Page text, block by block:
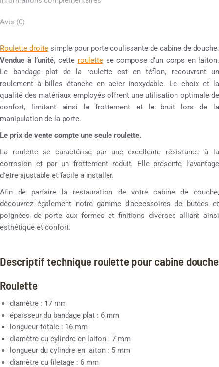
Avis (0)
Roulette droite simple pour porte coulissante de cabine de douche.
Vendue à l’unité, cette roulettese compose d’un corps en laiton.
Le bandage plat de la roulette est en téflon, recouvrant un
roulement à billes étanche en acier inoxydable. Le choix et la
qualité des matériaux employés offrent une utilisation optimale de
confort, limitant ainsi le frottement et le bruit lors de la
manipulation de la porte.
Le prix de vente compte une seule roulette.
La roulette se caractérise par une excellente résistance à la
corrosion et par un frottement réduit. Elle présente l’avantage
d’être ajustable et facile à installer.
Afin de parfaire la restauration de votre cabine de douche,
découvrez également notre gamme d’accessoires de butées et
poignées de porte aux formes et finitions diverses alliant ainsi
esthétique et confort.
Descriptif technique roulette pour cabine douche
Roulette
diamètre : 17 mm
épaisseur du bandage plat : 6 mm
longueur totale : 16 mm
diamètre du cylindre en laiton : 7 mm
longueur du cylindre en laiton : 5 mm
diamètre du filetage : 6 mm